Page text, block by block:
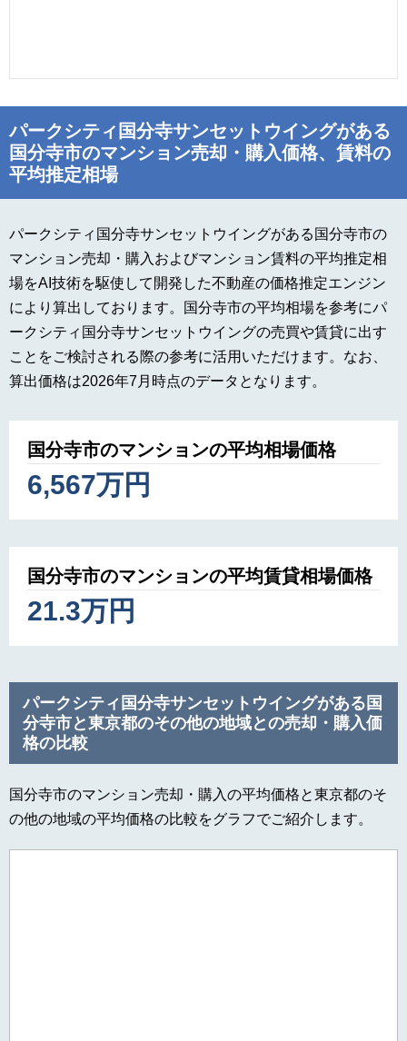
パークシティ国分寺サンセットウイングがある
国分寺市のマンション売却・購入価格、賃料の
平均推定相場
パークシティ国分寺サンセットウイングがある国分寺市の
マンション売却・購入およびマンション賃料の平均推定相
場をAI技術を駆使して開発した不動産の価格推定エンジン
により算出しております。国分寺市の平均相場を参考にパ
ークシティ国分寺サンセットウイングの売買や賃貸に出す
ことをご検討される際の参考に活用いただけます。なお、
算出価格は2026年7月時点のデータとなります。
国分寺市のマンションの平均相場価格
6,567万円
国分寺市のマンションの平均賃貸相場価格
21.3万円
パークシティ国分寺サンセットウイングがある国
分寺市と東京都のその他の地域との売却・購入価
格の比較
国分寺市のマンション売却・購入の平均価格と東京都のそ
の他の地域の平均価格の比較をグラフでご紹介します。